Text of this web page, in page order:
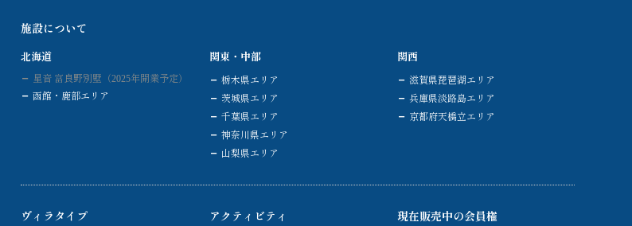
施設について
北海道
星音 富良野別墅（2025年開業予定）
函館・鹿部エリア
関東・中部
栃木県エリア
茨城県エリア
千葉県エリア
神奈川県エリア
山梨県エリア
関西
滋賀県琵琶湖エリア
兵庫県淡路島エリア
京都府天橋立エリア
ヴィラタイプ アクティビティ
現在販売中の会員権